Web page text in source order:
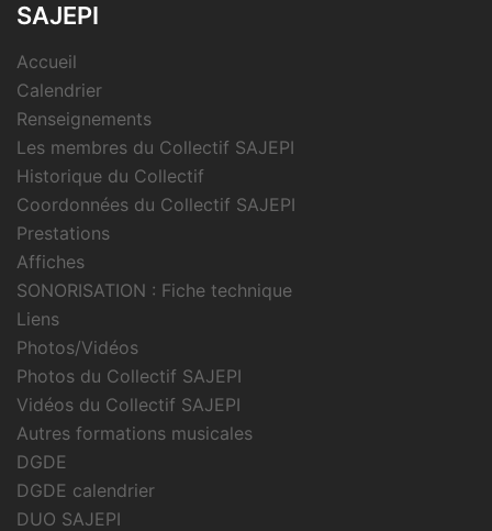
SAJEPI
Accueil
Calendrier
Renseignements
Les membres du Collectif SAJEPI
Historique du Collectif
Coordonnées du Collectif SAJEPI
Prestations
Affiches
SONORISATION : Fiche technique
Liens
Photos/Vidéos
Photos du Collectif SAJEPI
Vidéos du Collectif SAJEPI
Autres formations musicales
DGDE
DGDE calendrier
DUO SAJEPI